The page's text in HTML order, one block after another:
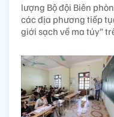
lượng Bộ đội Biên
các địa phương tiếp
giới sạch về ma túy”